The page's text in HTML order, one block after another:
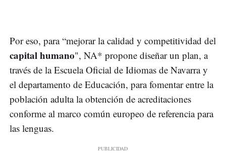
Por eso, para “mejorar la calidad y competitividad del
capital humano", NA* propone diseñar un plan, a
través de la Escuela Oficial de Idiomas de Navarra y
el departamento de Educación, para fomentar entre la
población adulta la obtención de acreditaciones
conforme al marco común europeo de referencia para
las lenguas.